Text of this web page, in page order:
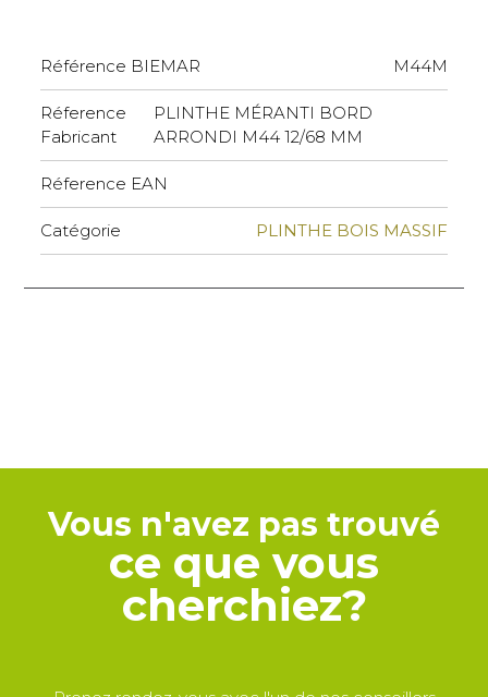
Référence BIEMAR M44M
Réference
Fabricant
PLINTHE MÉRANTI BORD
ARRONDI M44 12/68 MM
Réference EAN
Catégorie PLINTHE BOIS MASSIF
Vous n'avez pas trouvé
ce que vous
cherchiez?